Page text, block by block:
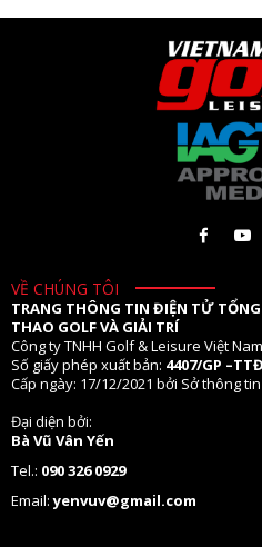
VỀ CHÚNG TÔI
TRANG THÔNG TIN ĐIỆN TỬ TỔNG
THAO GOLF VÀ GIẢI TRÍ
Công ty TNHH Golf & Leisure Việt Nam
Số giấy phép xuất bản: 4407/GP
Cấp ngày: 17/12/2021 bởi Sở thông
Đại diện bởi:
Bà Vũ Vân Yến
Tel.: 090 326 0929
Email:yenvuv@gmail.com